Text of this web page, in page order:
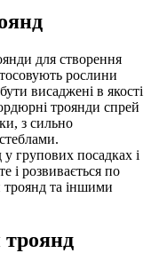
для створення
рослини
висаджені в якості
троянди спрей
з сильно
групових посадках і
і розвивається по
троянд та іншими
троянд